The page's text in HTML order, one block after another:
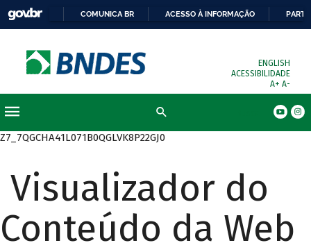
COMUNICA BR ACESSO À INFORMAÇÃO
ENGLISH
ACESSIBILIDADE
A+ A-
Z7_7QGCHA41L071B0QGLVK8P22GJ0
Visualizador do
Conteúdo da Web